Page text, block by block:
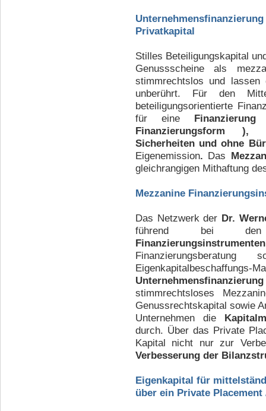
Privatkapital
Stilles Beteiligungskapital
Genussscheine als
stimmrechtslos und lassen
unberührt. Für den
beteiligungsorientierte
für eine
Finanzierungsform ),
Sicherheiten und ohne
Eigenemission. Das
gleichrangigen Mithaftung
Mezzanine
Das Netzwerk der Dr.
führend bei den
Finanzierungsinstrumenten
stimmrechtsloses
Genussrechtskapital sowie
Unternehmen die
durch. Über das Private
Kapital nicht nur zur
Verbesserung der
Eigenkapital für
über ein Private